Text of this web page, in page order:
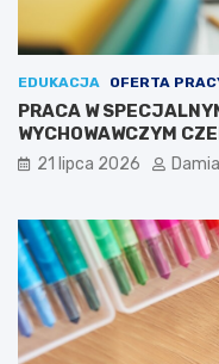
EDUKACJA OFERTA
PRACA W
WYCHOWAWCZYM
21 lipca 2026